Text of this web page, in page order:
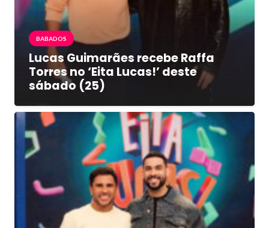
BABADOS
Lucas Guimarães recebe Raffa
Torres no ‘Eita Lucas!’ deste
sábado (25)